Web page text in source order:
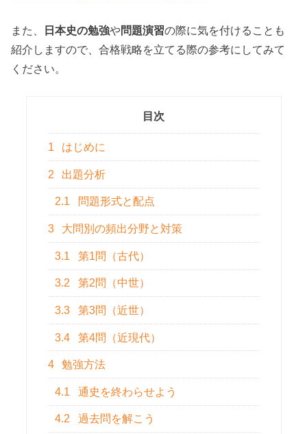
また、 日本史の勉強や問題演習の際に気を付けることも
紹介しますので、合格戦略を立てる際の参考にしてみて
ください。
目次
1 はじめに
2 出題分析
2.1 問題形式と配点
3 大問別の頻出分野と対策
3.1 第1問（古代）
3.2 第2問（中世）
3.3 第3問（近世）
3.4 第4問（近現代）
4 勉強方法
4.1 通史を終わらせよう
4.2 過去問を解こう